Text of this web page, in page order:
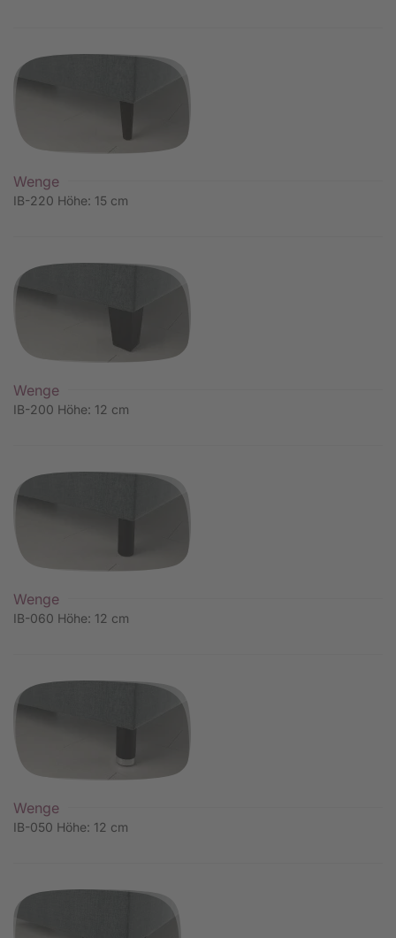
Wenge
IB-220 Höhe: 15 cm
Wenge
IB-200 Höhe: 12 cm
Wenge
IB-060 Höhe: 12 cm
Wenge
IB-050 Höhe: 12 cm